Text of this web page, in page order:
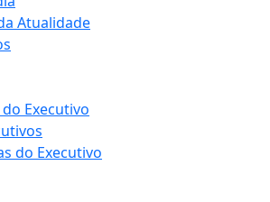
Atualidade
Executivo
do Executivo